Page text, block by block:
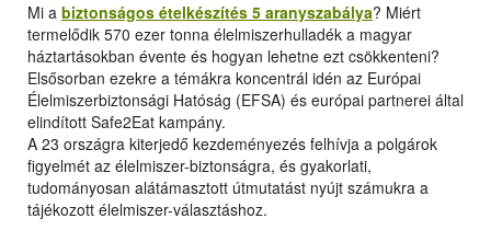
Mi a biztonságos ételkészítés 5 aranyszabálya? Miért
termelődik 570 ezer tonna élelmiszerhulladék a magyar
háztartásokban évente és hogyan lehetne ezt csökkenteni?
Elsősorban ezekre a témákra koncentrál idén az Európai
Élelmiszerbiztonsági Hatóság (EFSA) és európai partnerei által
elindított Safe2Eat kampány.
A 23 országra kiterjedő kezdeményezés felhívja a polgárok
figyelmét az élelmiszer-biztonságra, és gyakorlati,
tudományosan alátámasztott útmutatást nyújt számukra a
tájékozott élelmiszer-választáshoz.